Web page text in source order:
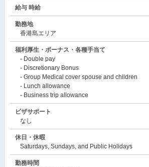
給与 時給
勤務地
香港島エリア
福利厚生・ボーナス・各種手当て
- Double pay
- Discretionary Bonus
- Group Medical cover spouse and children
- Lunch allowance
- Business trip allowance
ビザサポート
なし
休日・休暇
Saturdays, Sundays, and Public Holidays
勤務時間